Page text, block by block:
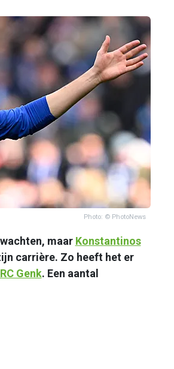
Photo: © PhotoNews
maar Konstantinos
carrière. Zo heeft het er
Genk. Een aantal